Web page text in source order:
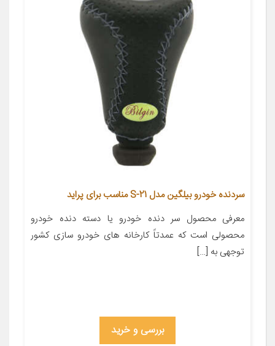
سردنده خودرو بیلگین مدل S-21 مناسب برای پراید
معرفی محصول سر دنده خودرو یا دسته دنده خودرو
محصولی است که عمدتاً کارخانه های خودرو سازی کشور
توجهی به […]
بررسی و خرید